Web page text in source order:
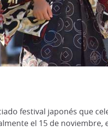
festival japonés que
el 15 de